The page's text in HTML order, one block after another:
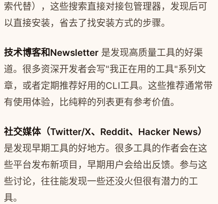
索代替），这些搜索直接对接包管理器，发现后可
以直接安装，省去了找安装方式的步骤。
技术博客和Newsletter 是发现高质量工具的好渠
道。很多资深开发者会写"我正在用的工具"系列文
章，或者定期推荐好用的CLI工具。这些推荐通常带
有使用体验，比纯粹的列表更有参考价值。
社交媒体（Twitter/X、Reddit、Hacker News）
是发现早期工具的好地方。很多工具的作者会在这
些平台发布新项目，早期用户会给出反馈。参与这
些讨论，往往能发现一些还没火但很有潜力的工
具。